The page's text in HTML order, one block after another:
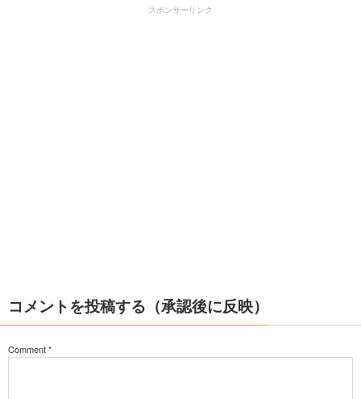
スポンサーリンク
コメントを投稿する（承認後に反映）
Comment*